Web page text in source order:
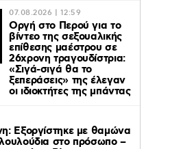
07.08.2026 | 12:59
Οργή στο Περού για το
βίντεο της σεξουαλικής
επίθεσης μαέστρου σε
26χρονη τραγουδίστρια:
«Σιγά-σιγά θα το
ξεπεράσεις» της έλεγαν
οι ιδιοκτήτες της μπάντας
Εξοργίστηκε με θαμώνα
στο πρόσωπο –